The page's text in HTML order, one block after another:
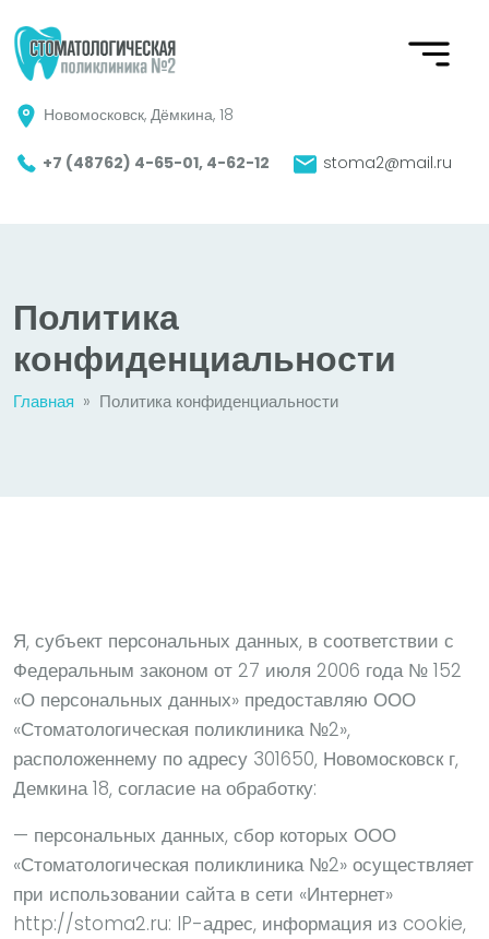
Новомосковск, Дёмкина, 18
+7 (48762) 4-65-01, 4-62-12 stoma2@mail.ru
Политика
конфиденциальности
Главная » Политика конфиденциальности
Я, субъект персональных данных, в соответствии с
Федеральным законом от 27 июля 2006 года № 152
«О персональных данных» предоставляю ООО
«Стоматологическая поликлиника №2»,
расположеннему по адресу 301650, Новомосковск г,
Демкина 18, согласие на обработку:
— персональных данных, сбор которых ООО
«Стоматологическая поликлиника №2» осуществляет
при использовании сайта в сети «Интернет»
http://stoma2.ru: IP-адрес, информация из cookie,